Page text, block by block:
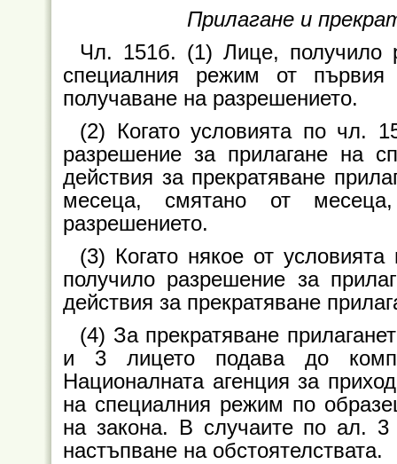
Прилагане и
Чл. 151б. (1) Лице, получило
специалния режим от
получаване на разрешението.
(2) Когато условията по чл.
разрешение за прилагане на
действия за прекратяване
месеца, смятано от
разрешението.
(3) Когато някое от
получило разрешение за
действия за прекратяване
(4) За прекратяване
и 3 лицето подава до
Националната агенция за
на специалния режим по
на закона. В случаите по ал. 3
настъпване на обстоятелствата.